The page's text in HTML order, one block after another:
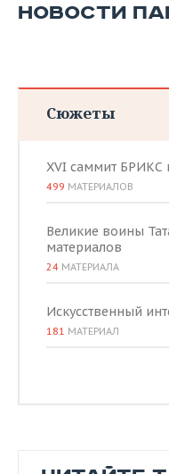
НОВОСТИ
Сюжеты
XVI саммит БРИКС
499 МАТЕРИАЛОВ
Великие воины
материалов
24 МАТЕРИАЛА
Искусственный
181 МАТЕРИАЛ